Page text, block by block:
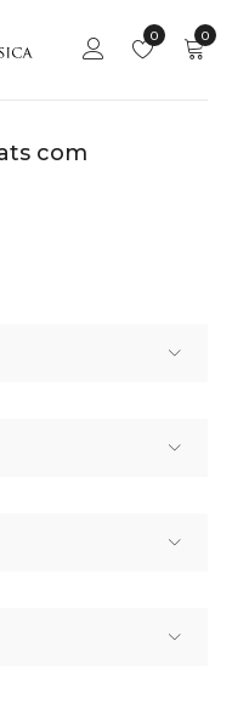
0
0
com